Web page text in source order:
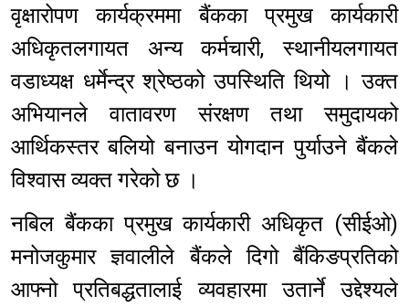
वृक्षारोपण कार्यक्रममा बैंकका प्रमुख कार्यकारी
अधिकृतलगायत अन्य कर्मचारी, स्थानीयलगायत
वडाध्यक्ष धर्मेन्द्र श्रेष्ठको उपस्थिति थियो । उक्त
अभियानले वातावरण संरक्षण तथा समुदायको
आर्थिकस्तर बलियो बनाउन योगदान पुर्याउने बैंकले
विश्वास व्यक्त गरेको छ ।
नबिल बैंकका प्रमुख कार्यकारी अधिकृत (सीईओ)
मनोजकुमार ज्ञवालीले बैंकले दिगो बैंकिङप्रतिको
आफ्नो प्रतिबद्धतालाई व्यवहारमा उतार्ने उद्देश्यले